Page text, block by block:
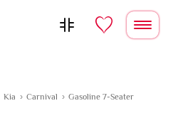
Kia Carnival
Gasoline 7-Seater